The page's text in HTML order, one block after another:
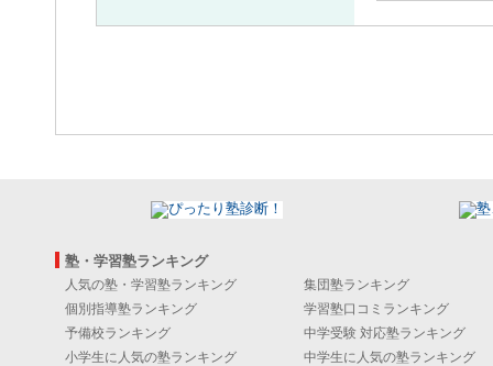
塾・学習塾ランキング
人気の塾・学習塾ランキング
集団塾ランキング
個別指導塾ランキング
学習塾口コミランキング
予備校ランキング
中学受験 対応塾ランキング
小学生に人気の塾ランキング
中学生に人気の塾ランキング